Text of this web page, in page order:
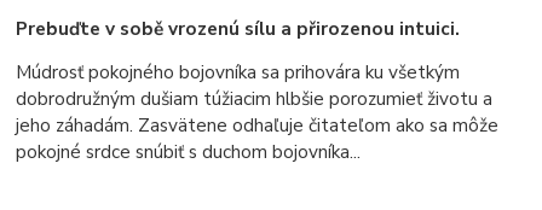
Prebuďte v sobě vrozenú sílu a přirozenou intuici.
Múdrosť pokojného bojovníka sa prihovára ku všetkým
dobrodružným dušiam túžiacim hlbšie porozumieť životu a
jeho záhadám. Zasvätene odhaľuje čitateľom ako sa môže
pokojné srdce snúbiť s duchom bojovníka...